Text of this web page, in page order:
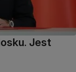
Jest